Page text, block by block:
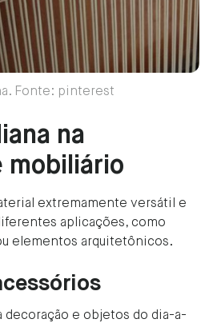
Fonte: pinterest
na
mobiliário
extremamente versátil e
aplicações, como
elementos arquitetônicos.
decoração e objetos do dia-a-